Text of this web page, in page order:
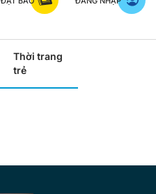
Thời trang
trẻ